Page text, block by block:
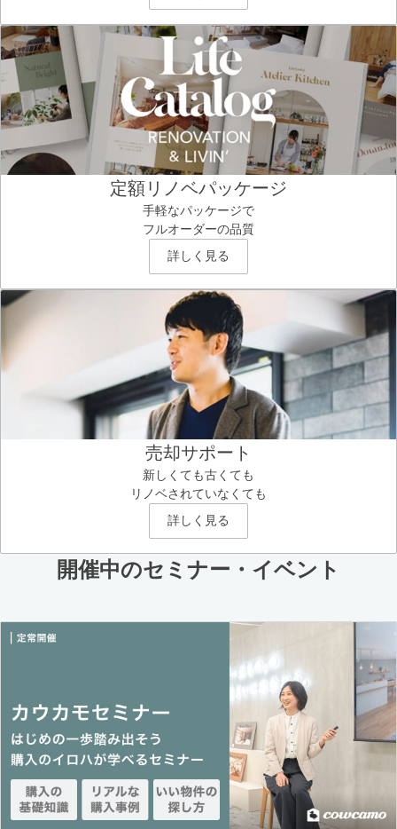
定額リノベパッケージ
手軽なパッケージで
フルオーダーの品質
詳しく見る
売却サポート
新しくても古くても
リノベされていなくても
詳しく見る
開催中のセミナー・イベント